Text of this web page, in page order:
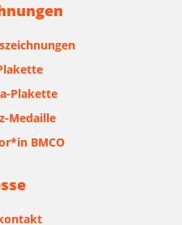
Plakette
Medaille
BMCO